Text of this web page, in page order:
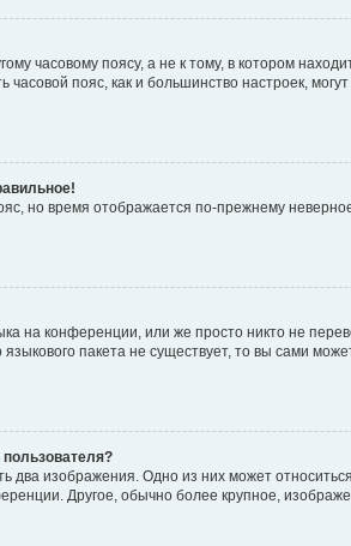
часовому поясу, а не к тому, в котором
часовой пояс, как и большинство настроек,
но время отображается по-прежнему
на конференции, или же просто никто не
языкового пакета не существует, то вы сами
два изображения. Одно из них может
Другое, обычно более крупное,